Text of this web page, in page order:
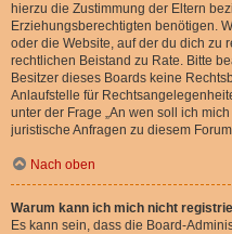
hierzu die Zustimmung der Eltern
Erziehungsberechtigten benötigen.
oder die Website, auf der du dich zu
rechtlichen Beistand zu Rate. Bitte
Besitzer dieses Boards keine
Anlaufstelle für
unter der Frage „An wen soll ich
juristische Anfragen zu diesem
Nach oben
Warum kann ich mich nicht
Es kann sein, dass die Board-